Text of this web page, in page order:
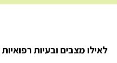
לאילומצביםובעיותרפואיות